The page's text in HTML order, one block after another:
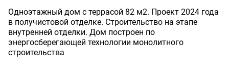
Одноэтажный дом с террасой 82 м2. Проект 2024 года
в получистовой отделке. Строительство на этапе
внутренней отделки. Дом построен по
энергосберегающей технологии монолитного
строительства